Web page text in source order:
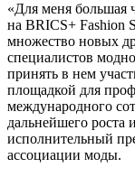
«Для меня большая
на BRICS+ Fashion
множество новых
специалистов
принять в нем
площадкой для
международного
дальнейшего роста
исполнительный
ассоциации моды.